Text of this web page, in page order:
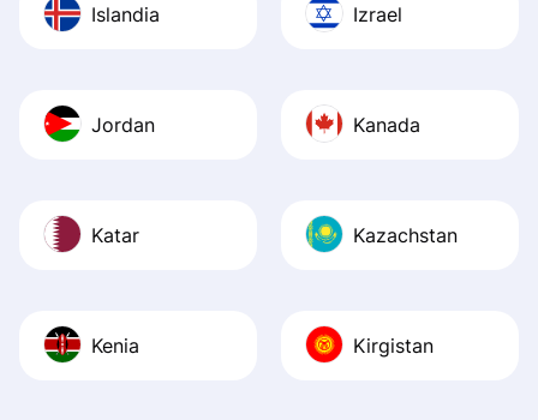
Islandia Izrael
Jordan Kanada
Katar Kazachstan
Kenia Kirgistan